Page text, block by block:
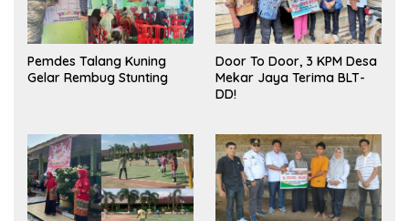
Pemdes Talang Kuning
Gelar Rembug Stunting
Door To Door, 3 KPM Desa
Mekar Jaya Terima BLT-
DD!